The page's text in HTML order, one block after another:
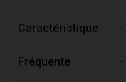
Caractéristique -
Fréquente -